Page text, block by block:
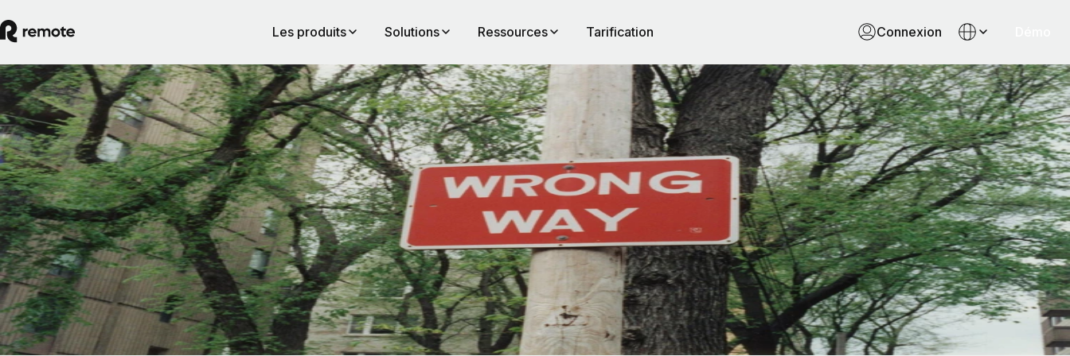
Les produits Solutions Ressources Tarification Connexion
Gestion des freelances
Guide sur la requalification de contrat des
employés et des freelances
Éviter les requalifications de contrats des freelances est plus une question
d'action que d'intention. Il suffit de traiter un collaborateur comme un
employé pour que les autorités réglementaires finissent par le considérer
comme tel, même si vous n'avez jamais eu l'intention de créer cette relation.
By Pedro Barros
Lire l’article